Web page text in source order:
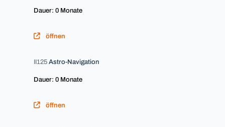
Dauer: 0 Monate
öffnen
II125 Astro-Navigation
Dauer: 0 Monate
öffnen